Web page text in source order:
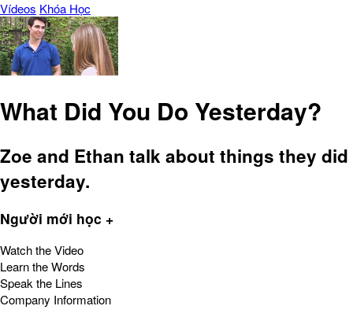
Vídeos Khóa Học
What Did You Do Yesterday?
Zoe and Ethan talk about things they did
yesterday.
Người mới học +
Watch the Video
Learn the Words
Speak the Lines
Company Information